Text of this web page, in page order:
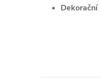
Dekorační